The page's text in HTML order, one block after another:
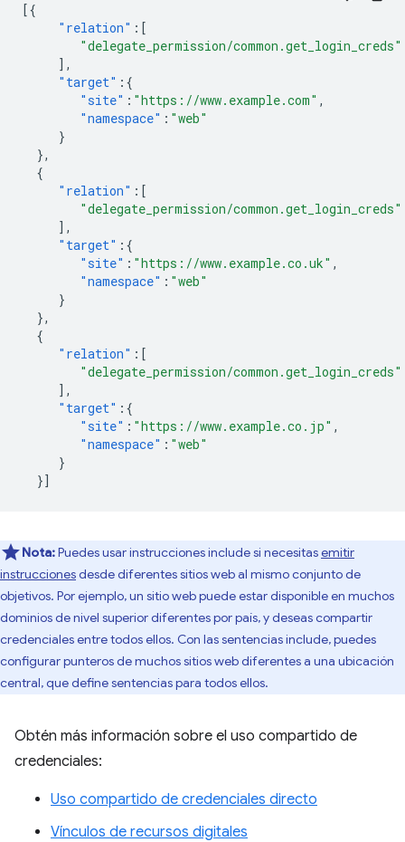
[{
"relation" :[
"delegate_permission/common.get_login_creds"
],
"target" :{
"site" : "https://www.example.com" ,
"namespace" : "web"
}
},
{
"relation" :[
"delegate_permission/common.get_login_creds"
],
"target" :{
"site" : "https://www.example.co.uk" ,
"namespace" : "web"
}
},
{
"relation" :[
"delegate_permission/common.get_login_creds"
],
"target" :{
"site" : "https://www.example.co.jp" ,
"namespace" : "web"
}
}]
Nota:Puedes usar instrucciones include si necesitasemitir
instruccionesdesde diferentes sitios web al mismo conjunto de
objetivos. Por ejemplo, un sitio web puede estar disponible en muchos
dominios de nivel superior diferentes por país, y deseas compartir
credenciales entre todos ellos. Con las sentencias include, puedes
configurar punteros de muchos sitios web diferentes a una ubicación
central, que define sentencias para todos ellos.
Obtén más información sobre el uso compartido de
credenciales:
Uso compartido de credenciales directo
Vínculos de recursos digitales